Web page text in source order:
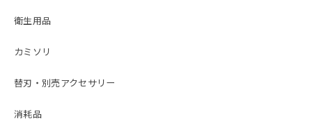
衛生用品
カミソリ
替刃・別売アクセサリー
消耗品